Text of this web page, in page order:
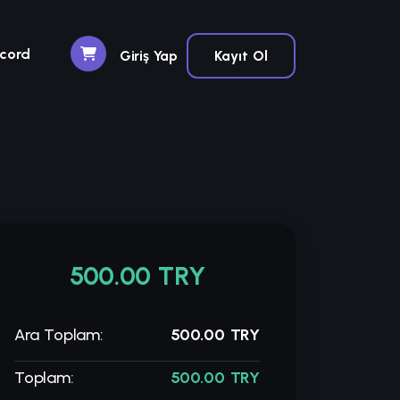
Giriş Yap Kayıt Ol
500.00 TRY
Ara Toplam: 500.00 TRY
Toplam: 500.00 TRY